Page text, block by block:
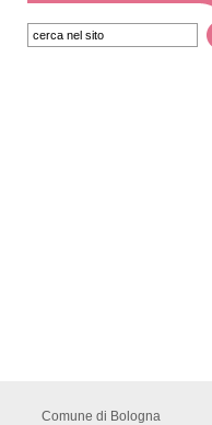
Comune di Bologna